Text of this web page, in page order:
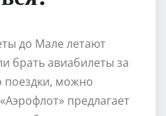
до Мале летают
брать авиабилеты за
поездки, можно
предлагает